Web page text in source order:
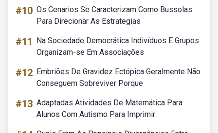
#10 Os Cenarios Se Caracterizam Como Bussolas
Para Direcionar As Estrategias
#11
Na Sociedade Democrática Indivíduos E Grupos
Organizam-se Em Associações
#12 Embriões De Gravidez Ectópica Geralmente Não
Conseguem Sobreviver Porque
#13 Adaptadas Atividades De Matemática Para
Alunos Com Autismo Para Imprimir